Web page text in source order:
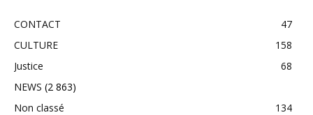
CONTACT
47
CULTURE
158
Justice
68
NEWS (2 863)
Non classé
134